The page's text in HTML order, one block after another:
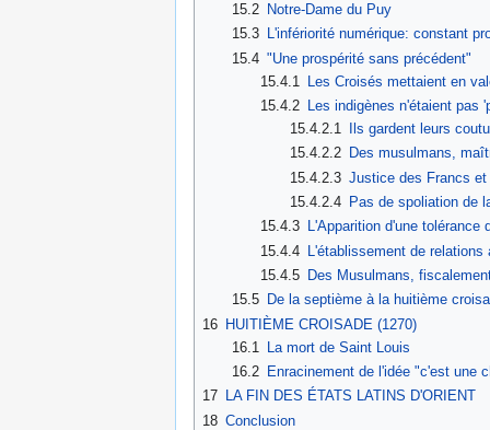
15.2
Notre-Dame du Puy
15.3
L'infériorité numérique: constant
15.4 "Une prospérité sans précédent"
15.4.1
Les Croisés mettaient en
15.4.2 Les indigènes n'étaient pas
15.4.2.1
Ils gardent leurs
15.4.2.2
Des musulmans,
15.4.2.3 Justice des Francs
15.4.2.4
Pas de spoliation de
15.4.3 L'Apparition d'une
15.4.4
L'établissement de
15.4.5 Des Musulmans,
15.5
De la septième à la huitième
16 HUITIÈME CROISADE (1270)
16.1
La mort de Saint Louis
16.2
Enracinement de l'idée "c'est une
17 LA FIN DES ÉTATS LATINS D'ORIENT
18 Conclusion